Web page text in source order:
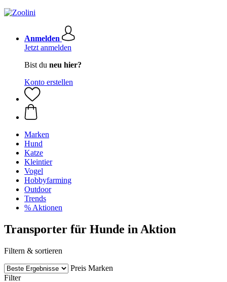
Anmelden
Jetzt anmelden
Bist du neu hier?
Konto erstellen
Marken
Hund
Katze
Kleintier
Vogel
Hobbyfarming
Outdoor
Trends
% Aktionen
Transporter für Hunde in Aktion
Filtern & sortieren
Preis Marken
Filter